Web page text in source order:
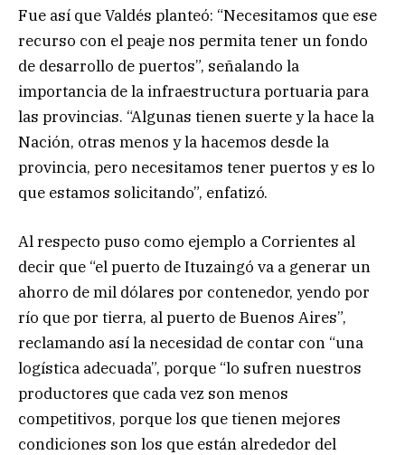
Fue así que Valdés planteó: “Necesitamos que ese
recurso con el peaje nos permita tener un fondo
de desarrollo de puertos”, señalando la
importancia de la infraestructura portuaria para
las provincias. “Algunas tienen suerte y la hace la
Nación, otras menos y la hacemos desde la
provincia, pero necesitamos tener puertos y es lo
que estamos solicitando”, enfatizó.
Al respecto puso como ejemplo a Corrientes al
decir que “el puerto de Ituzaingó va a generar un
ahorro de mil dólares por contenedor, yendo por
río que por tierra, al puerto de Buenos Aires”,
reclamando así la necesidad de contar con “una
logística adecuada”, porque “lo sufren nuestros
productores que cada vez son menos
competitivos, porque los que tienen mejores
condiciones son los que están alrededor del